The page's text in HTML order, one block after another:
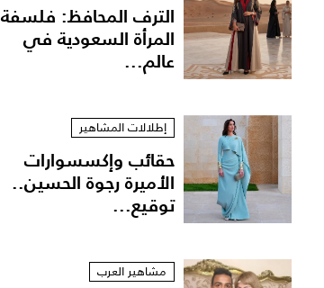
الترف المحافظ: فلسفة
المرأة السعودية في
عالم...
إطلالات المشاهير
حقائب وإكسسوارات
الأميرة رجوة الحسين..
توقيع...
مشاهير العرب